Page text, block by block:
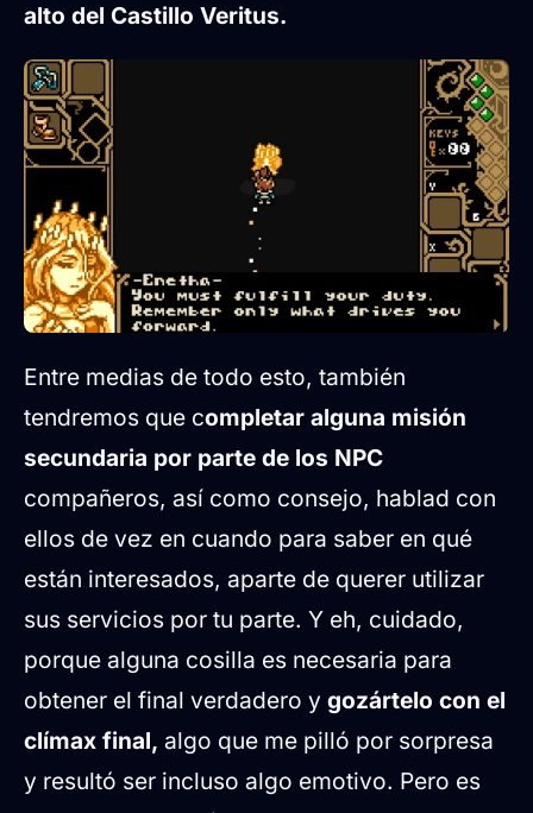
alto del Castillo Veritus.
Entre medias de todo esto, también
tendremos que completar alguna misión
secundaria por parte de los NPC
compañeros, así como consejo, hablad con
ellos de vez en cuando para saber en qué
están interesados, aparte de querer utilizar
sus servicios por tu parte. Y eh, cuidado,
porque alguna cosilla es necesaria para
obtener el final verdadero y gozártelo con el
clímax final, algo que me pilló por sorpresa
y resultó ser incluso algo emotivo. Pero es